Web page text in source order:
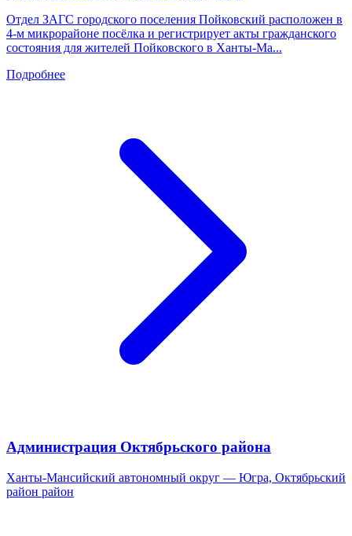
Отдел ЗАГС городского поселения Пойковский расположен в
4-м микрорайоне посёлка и регистрирует акты гражданского
состояния для жителей Пойковского в Ханты-Ма...
Подробнее
Администрация Октябрьского района
Ханты-Мансийский автономный округ — Югра, Октябрьский
район район